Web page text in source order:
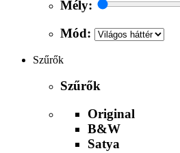
Mély:
Mód:
Szűrők
Szűrők
Original
B&W
Satya